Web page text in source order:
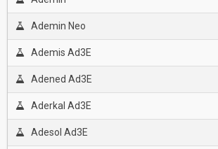
Ademin Neo
Ademis Ad3E
Adened Ad3E
Aderkal Ad3E
Adesol Ad3E